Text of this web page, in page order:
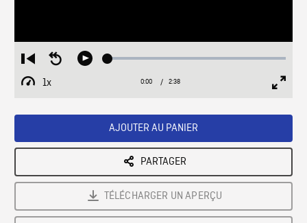
Restart
from
beginning
Seek
Play Loaded:
1x
Playback
Current
0:00 / Duration
2:38
AJOUTER AU PANIER
PARTAGER
TÉLÉCHARGER UN APERÇU